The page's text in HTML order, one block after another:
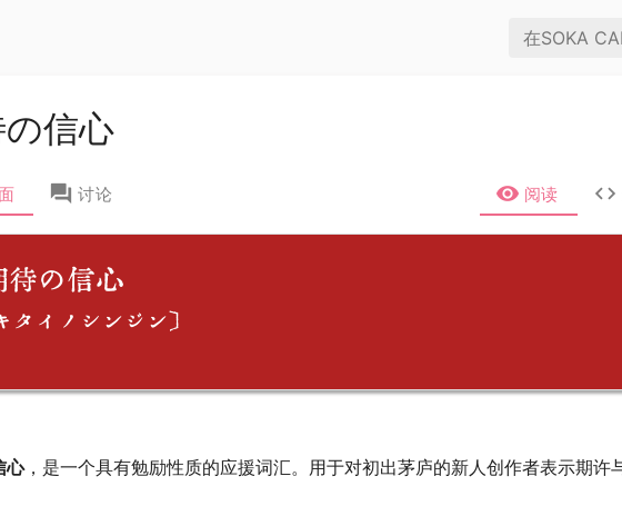
信心
讨论 阅读
待の信心
タイノシンジン]
心，是一个具有勉励性质的应援词汇。用于对初出茅庐的新人创作者表示期许